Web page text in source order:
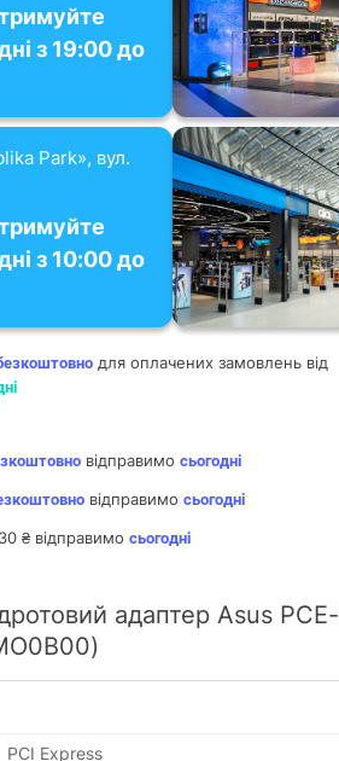
з 19:00 до
Park», вул.
з 10:00 до
для оплачених замовлень від
відправимо сьогодні
відправимо сьогодні
₴ відправимо сьогодні
адаптер Asus PCE-
PCI Express